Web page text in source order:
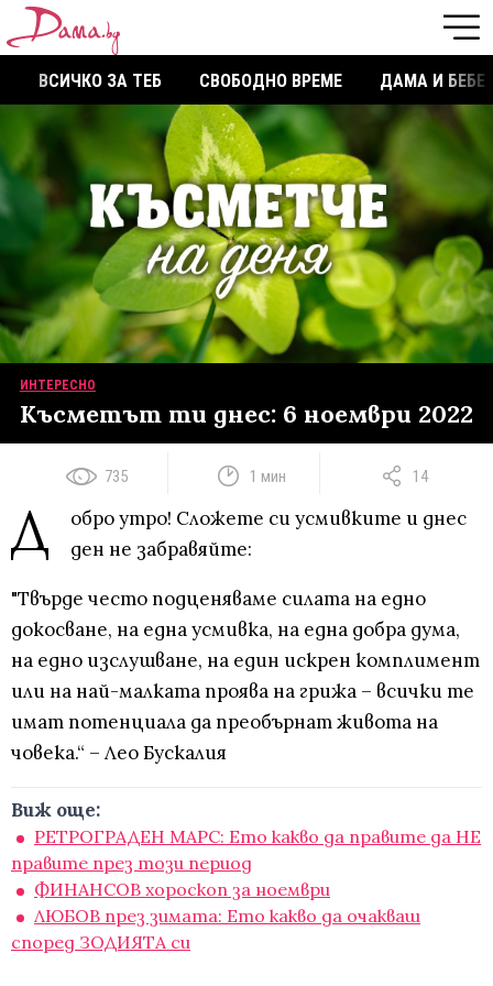
ВСИЧКО ЗА ТЕБ СВОБОДНО ВРЕМЕ ДАМА И БЕБЕ
ИНТЕРЕСНО
Късметът ти днес: 6 ноември 2022
735 1 мин 14
Д
обро утро! Сложете си усмивките и днес
ден не забравяйте:
"Твърде често подценяваме силата на едно
докосване, на една усмивка, на една добра дума,
на едно изслушване, на един искрен комплимент
или на най-малката проява на грижа – всички те
имат потенциала да преобърнат живота на
човека.“ – Лео Бускалия
Виж още:
РЕТРОГРАДЕН МАРС: Ето какво да правите да НЕ
правите през този период
ФИНАНСОВ хороскоп за ноември
ЛЮБОВ през зимата: Ето какво да очакваш
според ЗОДИЯТА си